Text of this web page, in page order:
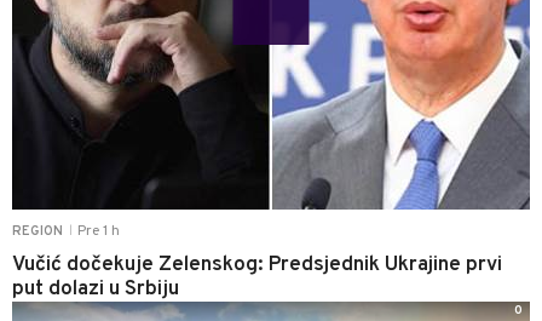
REGION Pre 1 h
Vučić dočekuje Zelenskog: Predsjednik Ukrajine prvi
put dolazi u Srbiju
0